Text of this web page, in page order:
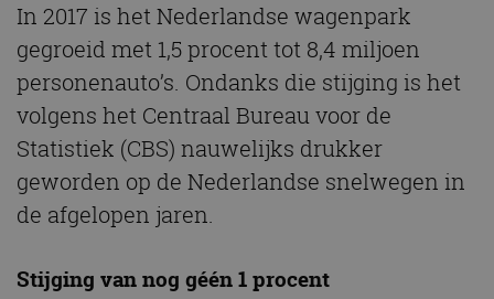
In 2017 is het Nederlandse wagenpark
gegroeid met 1,5 procent tot 8,4 miljoen
personenauto’s. Ondanks die stijging is het
volgens het Centraal Bureau voor de
Statistiek (CBS) nauwelijks drukker
geworden op de Nederlandse snelwegen in
de afgelopen jaren.
Stijging van nog géén 1 procent